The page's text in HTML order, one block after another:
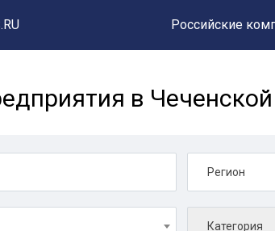
Российские
в Чеченской
Регион
Категория